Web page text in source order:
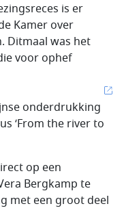
is er
Kamer over
Ditmaal was het
voor ophef
onderdrukking
‘From the river to
op een
Bergkamp te
met een groot deel